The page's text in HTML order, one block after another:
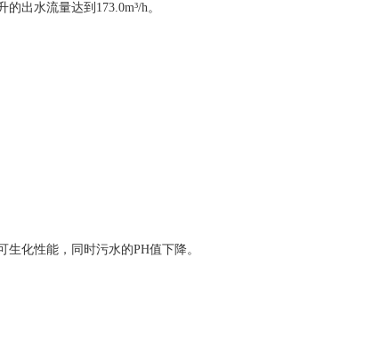
出水流量达到173.0m³/h。
化性能，同时污水的PH值下降。